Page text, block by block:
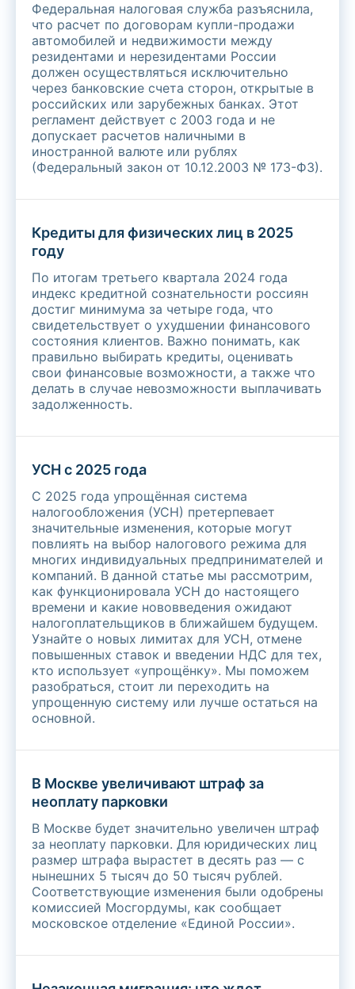
Федеральная налоговая служба разъяснила,
что расчет по договорам купли-продажи
автомобилей и недвижимости между
резидентами и нерезидентами России
должен осуществляться исключительно
через банковские счета сторон, открытые в
российских или зарубежных банках. Этот
регламент действует с 2003 года и не
допускает расчетов наличными в
иностранной валюте или рублях
(Федеральный закон от 10.12.2003 № 173-ФЗ).
Кредиты для физических лиц в 2025
году
По итогам третьего квартала 2024 года
индекс кредитной сознательности россиян
достиг минимума за четыре года, что
свидетельствует о ухудшении финансового
состояния клиентов. Важно понимать, как
правильно выбирать кредиты, оценивать
свои финансовые возможности, а также что
делать в случае невозможности выплачивать
задолженность.
УСН с 2025 года
С 2025 года упрощённая система
налогообложения (УСН) претерпевает
значительные изменения, которые могут
повлиять на выбор налогового режима для
многих индивидуальных предпринимателей и
компаний. В данной статье мы рассмотрим,
как функционировала УСН до настоящего
времени и какие нововведения ожидают
налогоплательщиков в ближайшем будущем.
Узнайте о новых лимитах для УСН, отмене
повышенных ставок и введении НДС для тех,
кто использует «упрощёнку». Мы поможем
разобраться, стоит ли переходить на
упрощенную систему или лучше остаться на
основной.
В Москве увеличивают штраф за
неоплату парковки
В Москве будет значительно увеличен штраф
за неоплату парковки. Для юридических лиц
размер штрафа вырастет в десять раз — с
нынешних 5 тысяч до 50 тысяч рублей.
Соответствующие изменения были одобрены
комиссией Мосгордумы, как сообщает
московское отделение «Единой России».